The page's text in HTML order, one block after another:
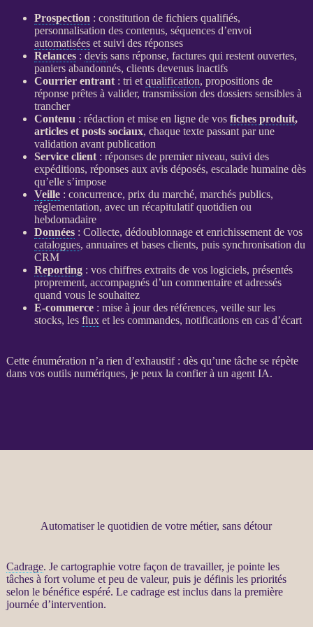
Prospection : constitution de fichiers qualifiés,
personnalisation des contenus, séquences d’envoi
automatiséeset suivi des réponses
Relances: devissans réponse, factures qui restent ouvertes,
paniers abandonnés, clients devenus inactifs
Courrier entrant: tri et qualification, propositions de
réponse prêtes à valider, transmission des dossiers sensibles à
trancher
Contenu : rédaction et mise en ligne de vos fiches produit,
articles et posts sociaux, chaque texte passant par une
validation avant publication
Service client: réponses de premier niveau, suivi des
expéditions, réponses aux avis déposés, escalade humaine dès
qu’elle s’impose
Veille: concurrence, prix du marché, marchés publics,
réglementation, avec un récapitulatif quotidien ou
hebdomadaire
Données: Collecte, dédoublonnage et enrichissement de vos
catalogues, annuaires et bases clients, puis synchronisation du
CRM
Reporting: vos chiffres extraits de vos logiciels, présentés
proprement, accompagnés d’un commentaire et adressés
quand vous le souhaitez
E-commerce: mise à jour des références, veillesur les
stocks, les fluxet les commandes, notifications en cas d’écart
Cette énumération n’a rien d’exhaustif : dès qu’une tâche se répète
dans vos outils numériques, je peux la confier à un agent IA.
Automatiser le quotidien de votre métier, sans détour
Cadrage. Je cartographie votre façon de travailler, je pointe les
tâches à fort volume et peu de valeur, puis je définis les priorités
selon le bénéfice espéré. Le cadrageest inclus dans la première
journée d’intervention.